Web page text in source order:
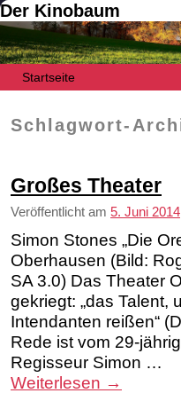
Der Kinobaum
Startseite
Schlagwort-
Großes Theater
Veröffentlicht am 5. Juni 2014
Simon Stones „Die
Oberhausen (Bild:
SA 3.0) Das Theater
gekriegt: „das Talent,
Intendanten reißen“
Rede ist vom 29-
Regisseur Simon …
Weiterlesen →